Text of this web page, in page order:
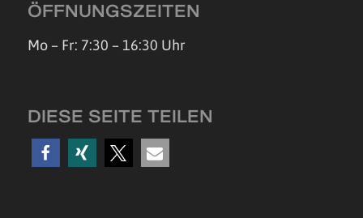
ÖFFNUNGSZEITEN
Mo – Fr: 7:30 – 16:30 Uhr
DIESE SEITE TEILEN